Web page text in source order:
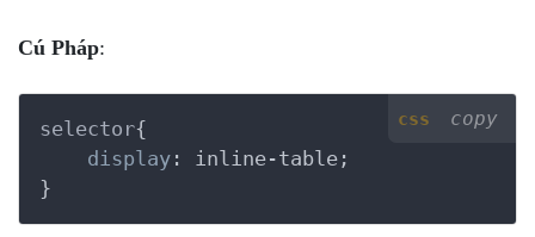
Cú Pháp:
css copy
selector{
display: inline-table
}